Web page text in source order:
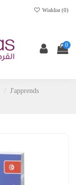
Wishlist (0)
0
J'apprends